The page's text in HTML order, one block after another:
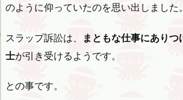
のように仰っていたのを思い出しました。
スラップ訴訟は、
まともな仕事にあり
士が引き受けるようです。
との事です。